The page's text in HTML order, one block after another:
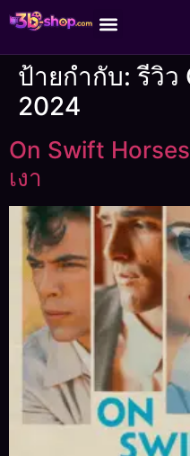
ป้ายกำกับ:รีวิว
2024
On Swift
เงา